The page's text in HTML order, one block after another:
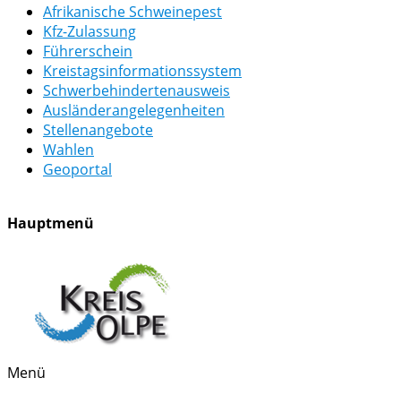
Afrikanische Schweinepest
Kfz-Zulassung
Führerschein
Kreistagsinformationssystem
Schwerbehindertenausweis
Ausländerangelegenheiten
Stellenangebote
Wahlen
Geoportal
Hauptmenü
Menü